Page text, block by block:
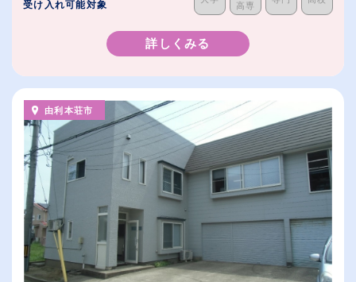
受け入れ可能対象 高専
詳しくみる
由利本荘市